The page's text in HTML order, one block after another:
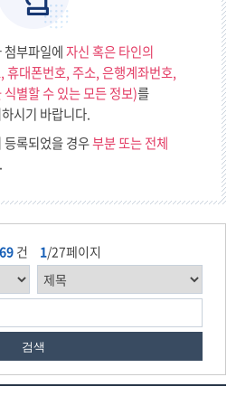
첨부파일에자신 혹은 타인의
휴대폰번호, 주소, 은행계좌번호,
별할 수 있는 모든 정보)를
시기 바랍니다.
등록되었을 경우부분 또는 전체
건 1/27페이지
검색